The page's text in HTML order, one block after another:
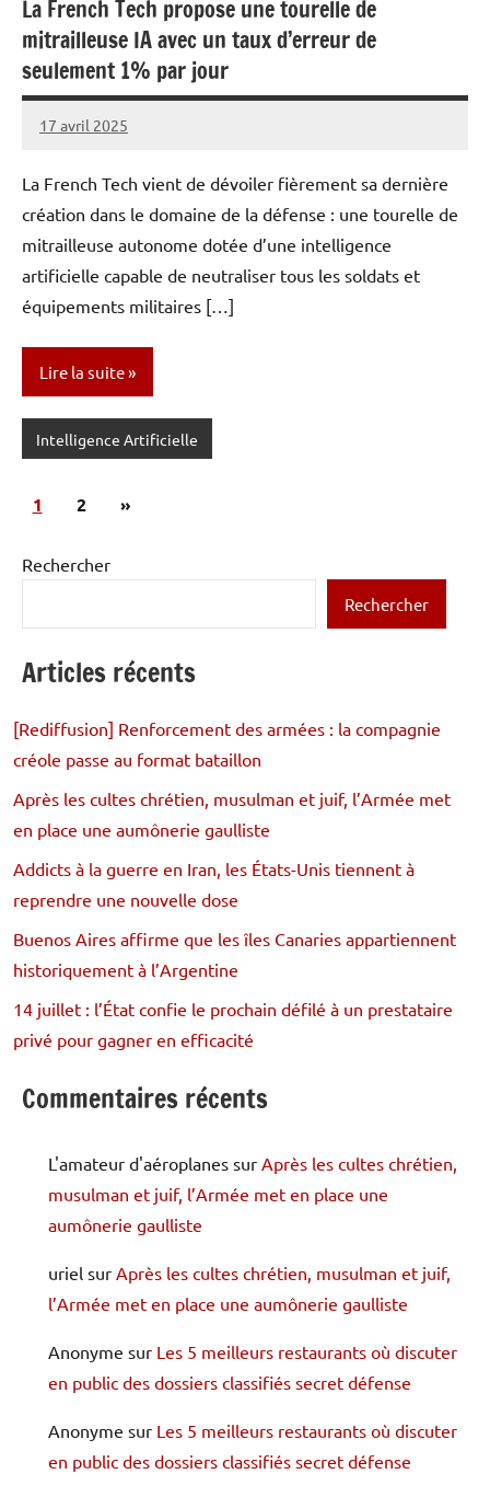
La French Tech propose une tourelle de
mitrailleuse IA avec un taux d’erreur de
seulement 1% par jour
17 avril 2025
Caporal
Aucun
La French Tech vient de dévoiler fièrement sa dernière
création dans le domaine de la défense : une tourelle de
mitrailleuse autonome dotée d’une intelligence
artificielle capable de neutraliser tous les soldats et
équipements militaires […]
Lire la suite
Intelligence Artificielle
Pagination
publications
1 2
Articles
»
Rechercher
Rechercher
Articles récents
[Rediffusion] Renforcement des armées : la compagnie
créole passe au format bataillon
Après les cultes chrétien, musulman et juif, l’Armée met
en place une aumônerie gaulliste
Addicts à la guerre en Iran, les États-Unis tiennent à
reprendre une nouvelle dose
Buenos Aires affirme que les îles Canaries appartiennent
historiquement à l’Argentine
14 juillet : l’État confie le prochain défilé à un prestataire
privé pour gagner en efficacité
Commentaires récents
L'amateur d'aéroplanes sur Après les cultes chrétien,
musulman et juif, l’Armée met en place une
aumônerie gaulliste
uriel sur Après les cultes chrétien, musulman et juif,
l’Armée met en place une aumônerie gaulliste
Anonyme sur Les 5 meilleurs restaurants où discuter
en public des dossiers classifiés secret défense
Anonyme sur Les 5 meilleurs restaurants où discuter
en public des dossiers classifiés secret défense